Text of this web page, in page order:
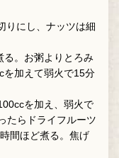
りにし、ナッツは細
る。お粥よりとろみ
を加えて弱火で15分
を加え、弱火で
たらドライフルーツ
間ほど煮る。焦げ